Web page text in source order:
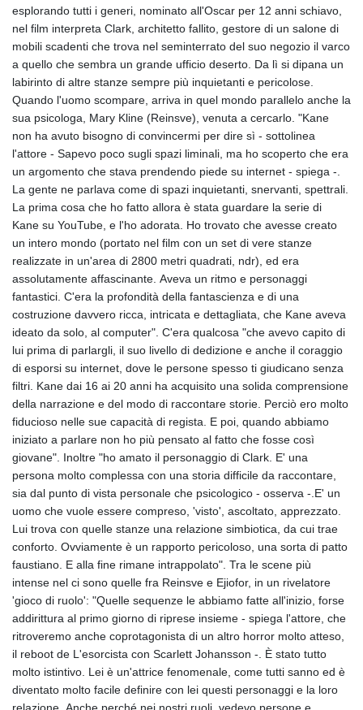
esplorando tutti i generi, nominato all'Oscar per 12 anni schiavo,
nel film interpreta Clark, architetto fallito, gestore di un salone di
mobili scadenti che trova nel seminterrato del suo negozio il varco
a quello che sembra un grande ufficio deserto. Da lì si dipana un
labirinto di altre stanze sempre più inquietanti e pericolose.
Quando l'uomo scompare, arriva in quel mondo parallelo anche la
sua psicologa, Mary Kline (Reinsve), venuta a cercarlo. "Kane
non ha avuto bisogno di convincermi per dire sì - sottolinea
l'attore - Sapevo poco sugli spazi liminali, ma ho scoperto che era
un argomento che stava prendendo piede su internet - spiega -.
La gente ne parlava come di spazi inquietanti, snervanti, spettrali.
La prima cosa che ho fatto allora è stata guardare la serie di
Kane su YouTube, e l'ho adorata. Ho trovato che avesse creato
un intero mondo (portato nel film con un set di vere stanze
realizzate in un'area di 2800 metri quadrati, ndr), ed era
assolutamente affascinante. Aveva un ritmo e personaggi
fantastici. C'era la profondità della fantascienza e di una
costruzione davvero ricca, intricata e dettagliata, che Kane aveva
ideato da solo, al computer". C'era qualcosa "che avevo capito di
lui prima di parlargli, il suo livello di dedizione e anche il coraggio
di esporsi su internet, dove le persone spesso ti giudicano senza
filtri. Kane dai 16 ai 20 anni ha acquisito una solida comprensione
della narrazione e del modo di raccontare storie. Perciò ero molto
fiducioso nelle sue capacità di regista. E poi, quando abbiamo
iniziato a parlare non ho più pensato al fatto che fosse così
giovane". Inoltre "ho amato il personaggio di Clark. E' una
persona molto complessa con una storia difficile da raccontare,
sia dal punto di vista personale che psicologico - osserva -.E' un
uomo che vuole essere compreso, 'visto', ascoltato, apprezzato.
Lui trova con quelle stanze una relazione simbiotica, da cui trae
conforto. Ovviamente è un rapporto pericoloso, una sorta di patto
faustiano. E alla fine rimane intrappolato". Tra le scene più
intense nel ci sono quelle fra Reinsve e Ejiofor, in un rivelatore
'gioco di ruolo': "Quelle sequenze le abbiamo fatte all'inizio, forse
addirittura al primo giorno di riprese insieme - spiega l'attore, che
ritroveremo anche coprotagonista di un altro horror molto atteso,
il reboot de L'esorcista con Scarlett Johansson -. È stato tutto
molto istintivo. Lei è un'attrice fenomenale, come tutti sanno ed è
diventato molto facile definire con lei questi personaggi e la loro